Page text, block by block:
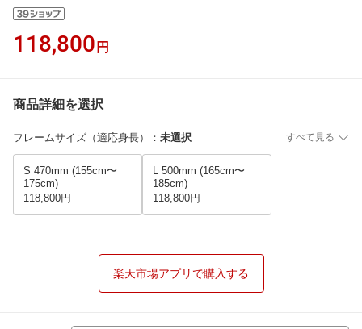
118,800 円
商品詳細を選択
フレームサイズ（適応身長） ： 未選択 すべて見る
S 470mm (155cm〜
175cm)
118,800円
L 500mm (165cm〜
185cm)
118,800円
楽天市場アプリで購入する